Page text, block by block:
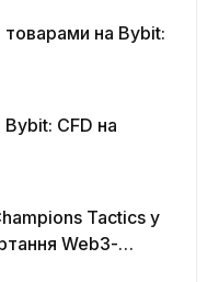
на Bybit:
CFD на
Tactics у
Web3-